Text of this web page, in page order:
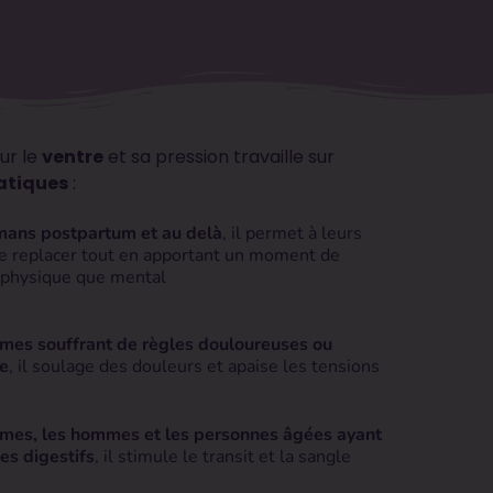
lesté procure un bien être
Femme de 50 ans, pas
me permet de calmer les
de règles… Étant en période
bénéfiques qu’il procure et
Je ne
mauvaise
le ventreet sa pression travaille sur
:
postpartum et au delà, il permet à leurs
replacer tout en apportant un moment de
que mental
souffrant de règles douloureuses ou
, il soulage des douleurs et apaise les tensions
les hommes et les personnes âgées ayant
digestifs, il stimule le transit et la sangle